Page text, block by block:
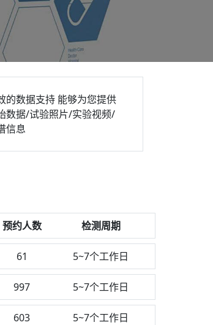
的数据支持 能够为您提供
数据/试验照片/实验视频/
信息
预约人数 检测周期
61 5~7个工作日
997 5~7个工作日
603 5~7个工作日